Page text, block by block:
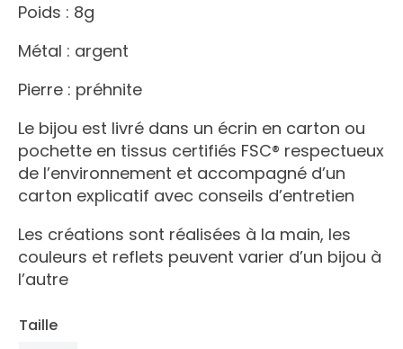
Poids : 8g
Métal : argent
Pierre : préhnite
Le bijou est livré dans un écrin en carton ou
pochette en tissus certifiés FSC® respectueux
de l’environnement et accompagné d’un
carton explicatif avec conseils d’entretien
Les créations sont réalisées à la main, les
couleurs et reflets peuvent varier d’un bijou à
l’autre
Taille